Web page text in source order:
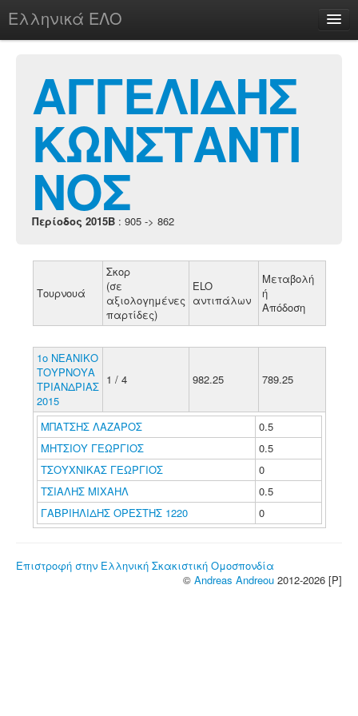
Ελληνικά ΕΛΟ
chesstu.be @ discord
Login
ΑΓΓΕΛΙΔΗΣ
ΚΩΝΣΤΑΝΤΙ
ΝΟΣ
Περίοδος 2015B : 905 -> 862
Τουρνουά
Σκορ
(σε
αξιολογημένες
παρτίδες)
ELO
αντιπάλων
Μεταβολή
ή
Απόδοση
1ο ΝΕΑΝΙΚΟ
ΤΟΥΡΝΟΥΑ
ΤΡΙΑΝΔΡΙΑΣ
2015
1 / 4 982.25 789.25
ΜΠΑΤΣΗΣ ΛΑΖΑΡΟΣ
0.5
ΜΗΤΣΙΟΥ ΓΕΩΡΓΙΟΣ
0.5
ΤΣΟΥΧΝΙΚΑΣ ΓΕΩΡΓΙΟΣ
0
ΤΣΙΑΛΗΣ ΜΙΧΑΗΛ
0.5
ΓΑΒΡΙΗΛΙΔΗΣ ΟΡΕΣΤΗΣ 1220
0
Επιστροφή στην Ελληνική Σκακιστική Ομοσπονδία
© Andreas Andreou 2012-2026 [P]